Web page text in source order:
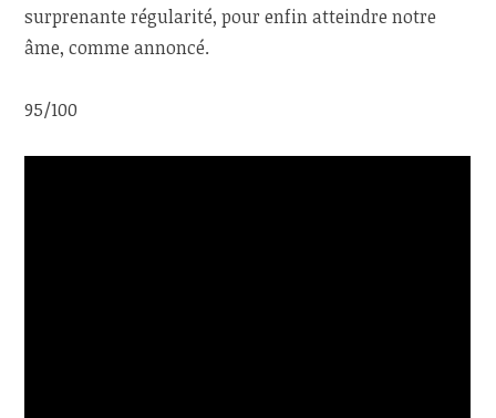
surprenante régularité, pour enfin atteindre notre
âme, comme annoncé.
95/100